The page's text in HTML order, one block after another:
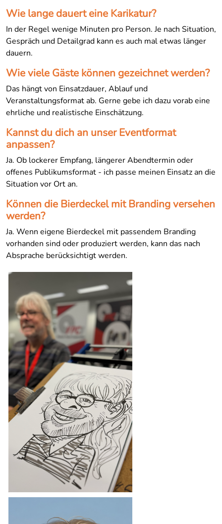
Wie lange dauert eine Karikatur?
In der Regel wenige Minuten pro Person. Je nach Situation,
Gespräch und Detailgrad kann es auch mal etwas länger
dauern.
Wie viele Gäste können gezeichnet werden?
Das hängt von Einsatzdauer, Ablauf und
Veranstaltungsformat ab. Gerne gebe ich dazu vorab eine
ehrliche und realistische Einschätzung.
Kannst du dich an unser Eventformat
anpassen?
Ja. Ob lockerer Empfang, längerer Abendtermin oder
offenes Publikumsformat - ich passe meinen Einsatz an die
Situation vor Ort an.
Können die Bierdeckel mit Branding versehen
werden?
Ja. Wenn eigene Bierdeckel mit passendem Branding
vorhanden sind oder produziert werden, kann das nach
Absprache berücksichtigt werden.